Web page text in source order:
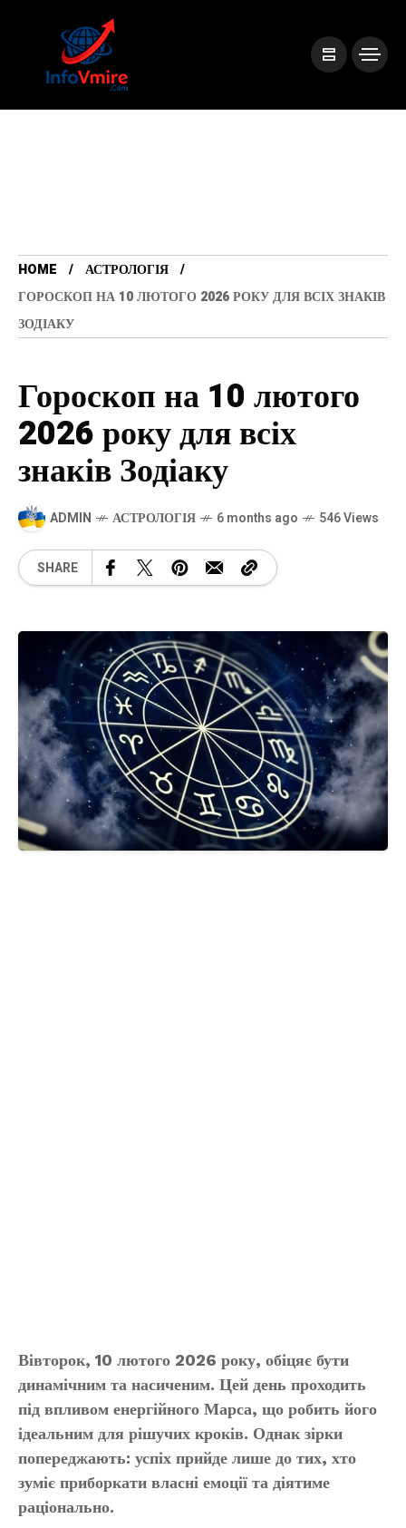
HOME
АСТРОЛОГІЯ
ГОРОСКОП НА 10 ЛЮТОГО 2026 РОКУ ДЛЯ ВСІХ ЗНАКІВ
ЗОДІАКУ
Гороскоп на 10 лютого
2026 року для всіх
знаків Зодіаку
ADMIN АСТРОЛОГІЯ 6 months ago 546 Views
SHARE
Вівторок, 10 лютого 2026 року, обіцяє бути
динамічним та насиченим. Цей день проходить
під впливом енергійного Марса, що робить його
ідеальним для рішучих кроків. Однак зірки
попереджають: успіх прийде лише до тих, хто
зуміє приборкати власні емоції та діятиме
раціонально.